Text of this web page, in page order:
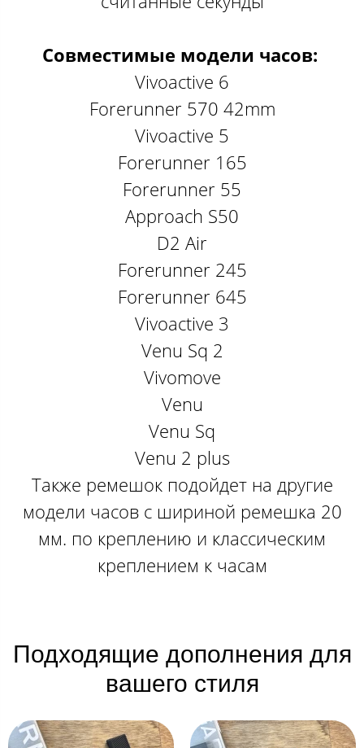
Совместимые модели часов:
Vivoactive 6
Forerunner 570 42mm
Vivoactive 5
Forerunner 165
Forerunner 55
Approach S50
D2 Air
Forerunner 245
Forerunner 645
Vivoactive 3
Venu Sq 2
Vivomove
Venu
Venu Sq
Venu 2 plus
Также ремешок подойдет на другие
модели часов с шириной ремешка 20
мм. по креплению и классическим
креплением к часам
Подходящие дополнения для
вашего стиля